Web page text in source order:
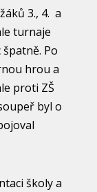
3., 4. a
turnaje
Po
hrou a
proti ZŠ
byl o
školy a